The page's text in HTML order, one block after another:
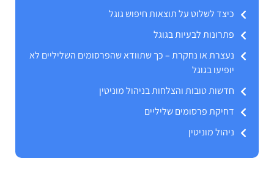
כיצד לשלוט על תוצאות חיפוש גוגל
פתרונות לבעיות בגוגל
נעצרת או נחקרת – כך שתוודא שהפרסומים השליליים לא
יופיעו בגוגל
חדשות טובות והצלחות בניהול מוניטין
דחיקת פרסומים שליליים
ניהול מוניטין